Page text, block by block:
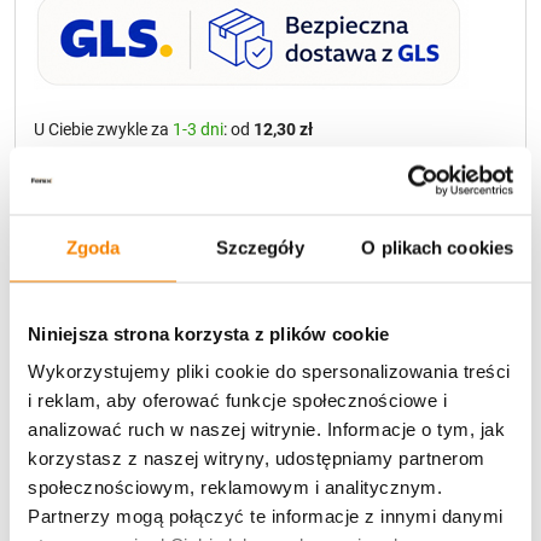
Zgoda Szczegóły O plikach cookies
Niniejsza strona korzysta z plików cookie
Wykorzystujemy pliki cookie do spersonalizowania treści
i reklam, aby oferować funkcje społecznościowe i
analizować ruch w naszej witrynie. Informacje o tym, jak
korzystasz z naszej witryny, udostępniamy partnerom
społecznościowym, reklamowym i analitycznym.
Partnerzy mogą połączyć te informacje z innymi danymi
Potrzebujesz większą ilość? Zapraszamy do naszej
hurtowniiPrzejdź do hurtowni B2B
U Ciebie zwykle za 1-3 dni: od 12,30 zł